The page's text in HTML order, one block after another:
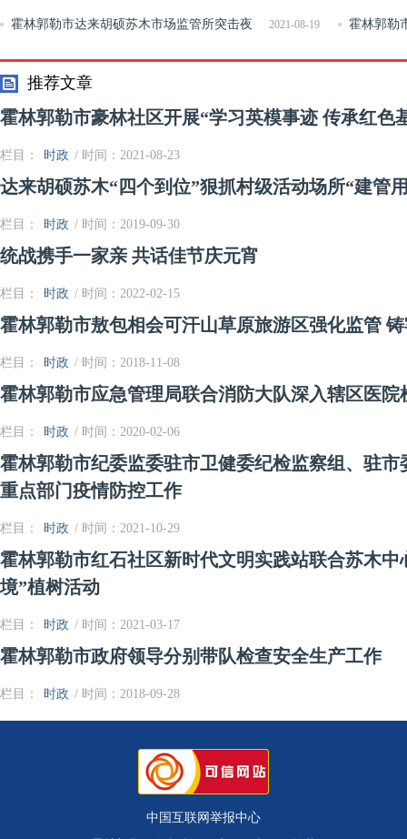
更规范 2021-08-19
霍林郭勒市达来胡硕苏木市场监管所突击夜
查餐饮单位
霍林郭勒
进行时”活动
推荐文章
霍林郭勒市豪林社区开展“学习英模事迹 传承红色
栏目： 时政 / 时间：2021-08-23
达来胡硕苏木“四个到位”狠抓村级活动场所“建管
栏目： 时政 / 时间：2019-09-30
统战携手一家亲 共话佳节庆元宵
栏目： 时政 / 时间：2022-02-15
霍林郭勒市敖包相会可汗山草原旅游区强化监管
栏目： 时政 / 时间：2018-11-08
霍林郭勒市应急管理局联合消防大队深入辖区医
栏目： 时政 / 时间：2020-02-06
霍林郭勒市纪委监委驻市卫健委纪检监察组、驻
重点部门疫情防控工作
栏目： 时政 / 时间：2021-10-29
霍林郭勒市红石社区新时代文明实践站联合苏木
境”植树活动
栏目： 时政 / 时间：2021-03-17
霍林郭勒市政府领导分别带队检查安全生产工作
栏目： 时政 / 时间：2018-09-28
中国互联网举报中心